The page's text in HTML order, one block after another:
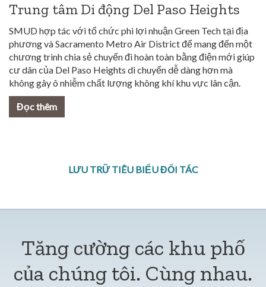
Trung tâm Di động Del Paso Heights
SMUD hợp tác với tổ chức phi lợi nhuận Green Tech tại địa
phương và Sacramento Metro Air District để mang đến một
chương trình chia sẻ chuyến đi hoàn toàn bằng điện mới giúp
cư dân của Del Paso Heights di chuyển dễ dàng hơn mà
không gây ô nhiễm chất lượng không khí khu vực lân cận.
Đọc thêm
LƯU TRỮ TIÊU BIỂU ĐỐI TÁC
Tăng cường các khu phố
của chúng tôi. Cùng nhau.